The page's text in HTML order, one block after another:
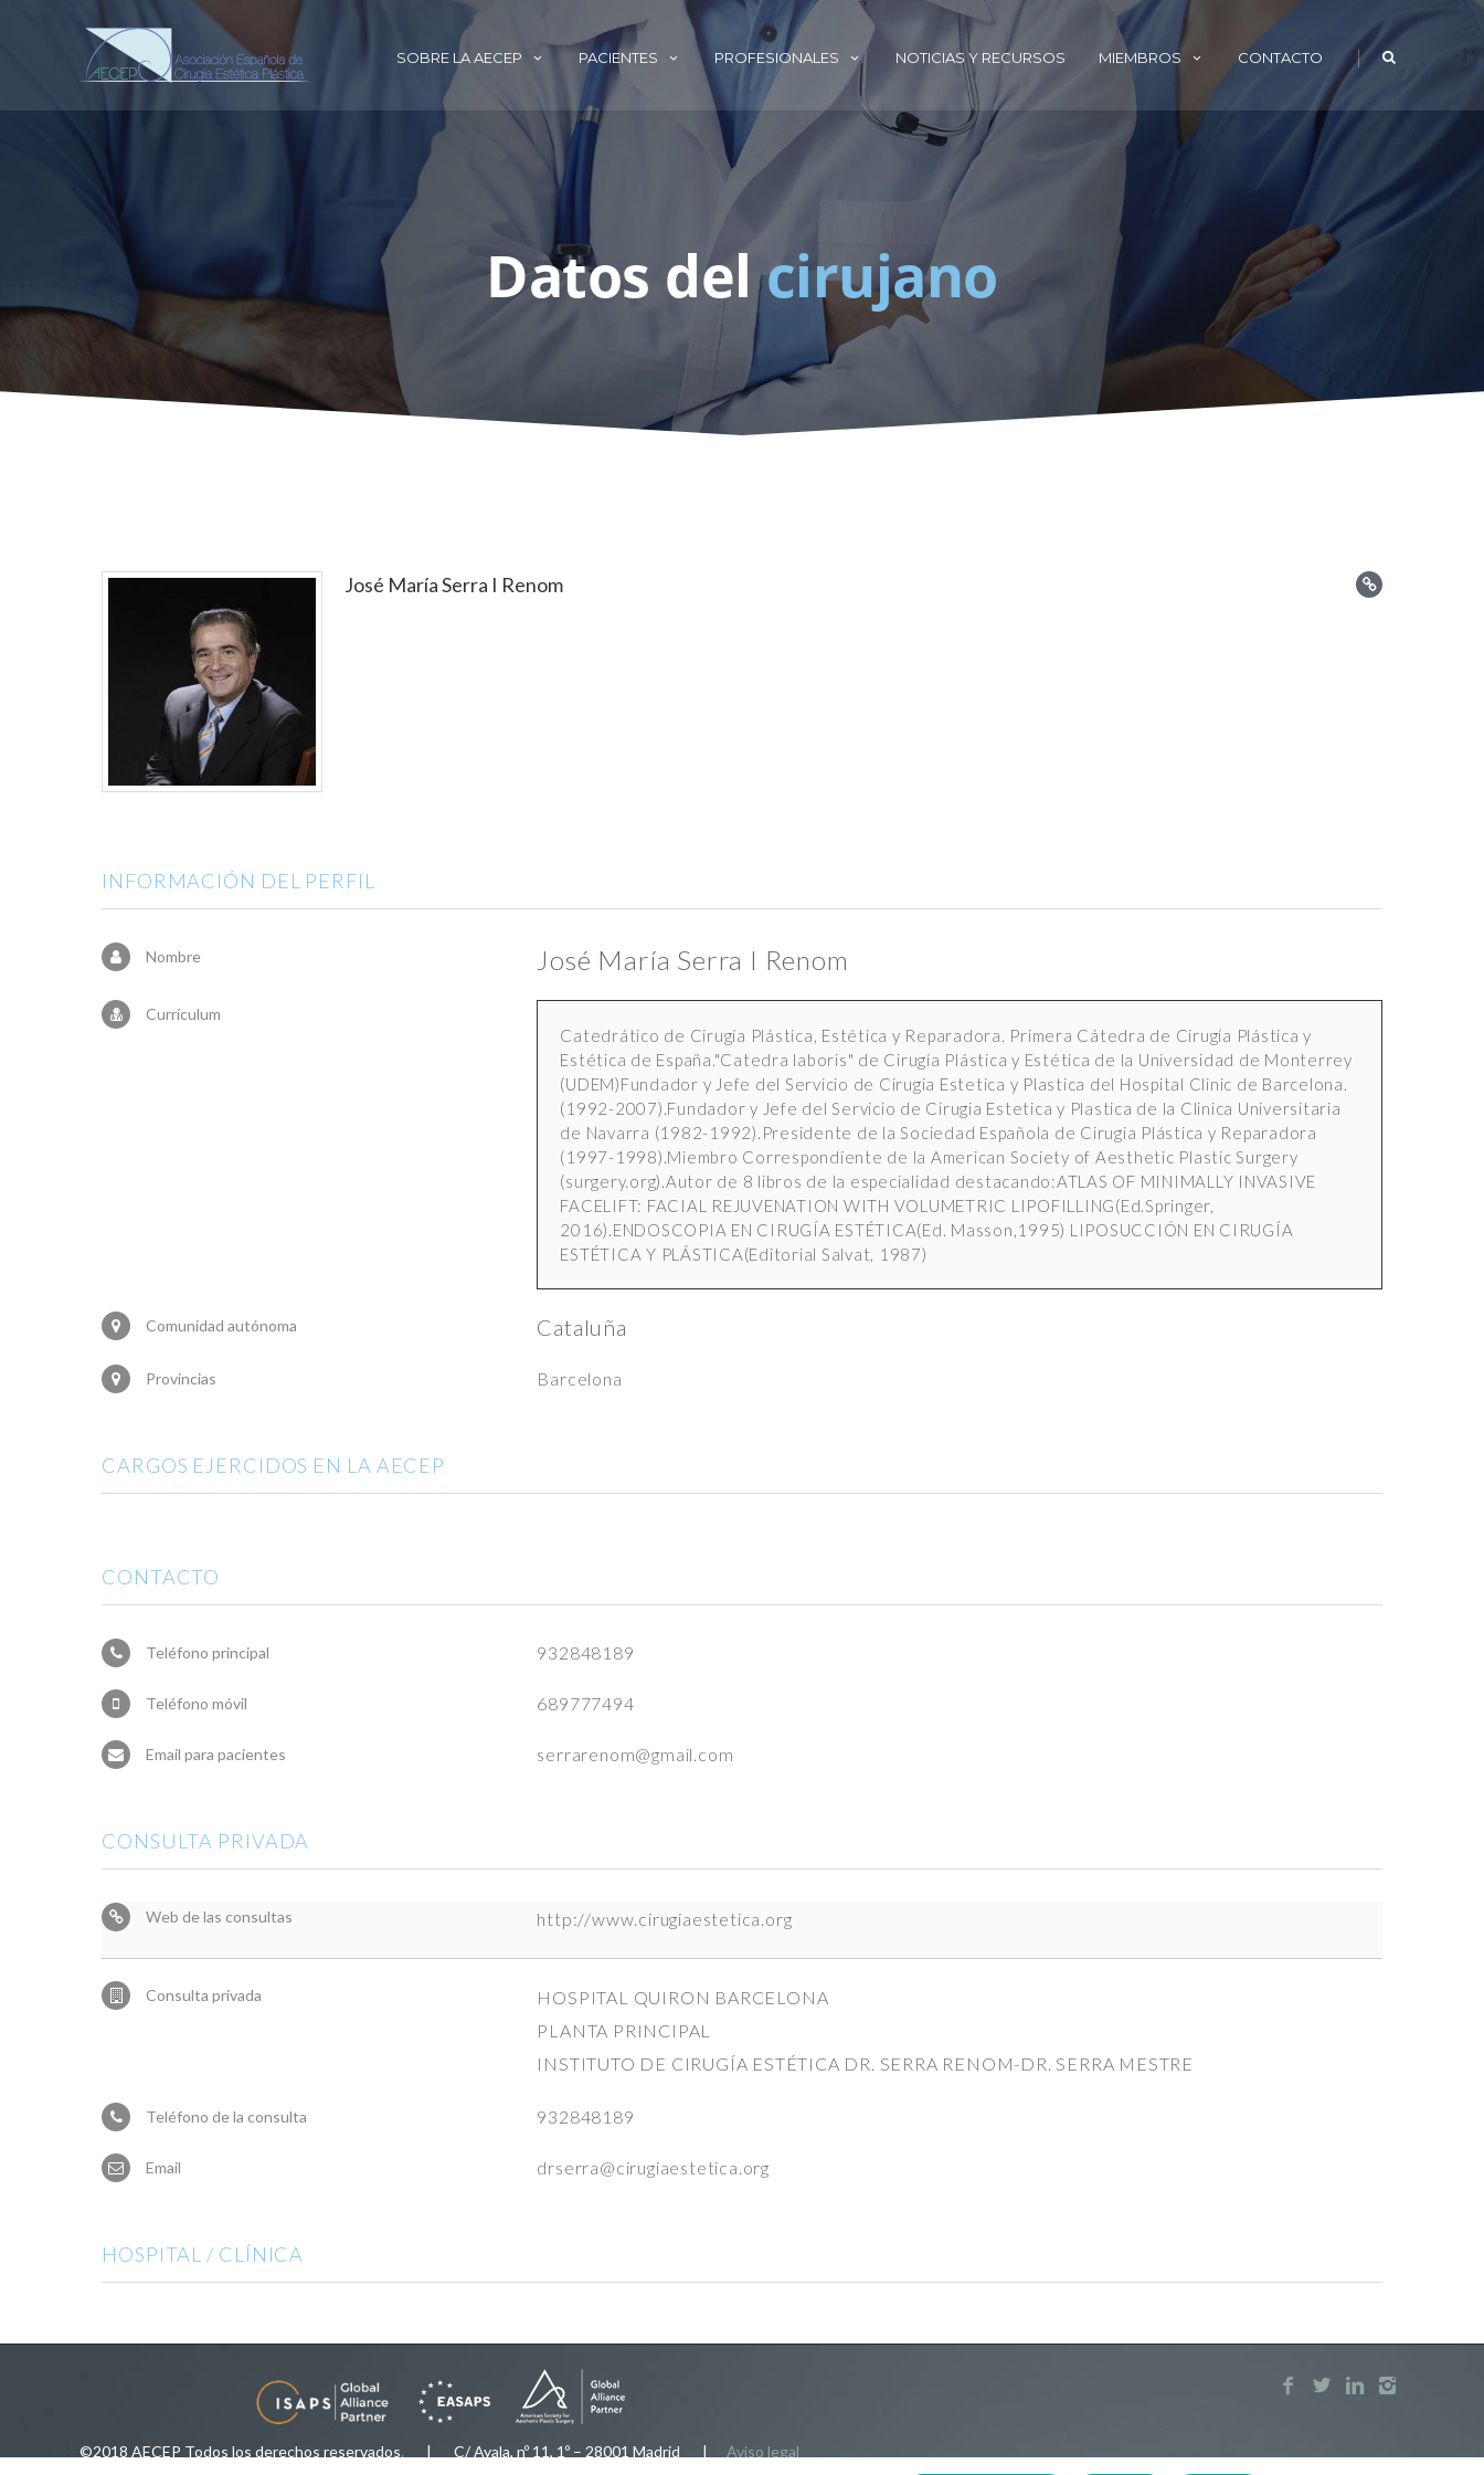
SOBRE LA AECEP PACIENTES PROFESIONALES NOTICIAS Y RECURSOS MIEMBROS CONTACTO |
Datos delcirujano
José María Serra I Renom
INFORMACIÓN DEL PERFIL
Nombre José María Serra I Renom
Currículum
Catedrático de Cirugía Plástica, Estética y Reparadora. Primera Cátedra de Cirugía Plástica y
Estética de España."Catedra laboris" de Cirugía Plástica y Estética de la Universidad de Monterrey
(UDEM)Fundador y Jefe del Servicio de Cirugia Estetica y Plastica del Hospital Clinic de Barcelona.
(1992-2007).Fundador y Jefe del Servicio de Cirugia Estetica y Plastica de la Clinica Universitaria
de Navarra (1982-1992).Presidente de la Sociedad Española de Cirugia Plástica y Reparadora
(1997-1998).Miembro Correspondiente de la American Society of Aesthetic Plastic Surgery
(surgery.org).Autor de 8 libros de la especialidad destacando:ATLAS OF MINIMALLY INVASIVE
FACELIFT: FACIAL REJUVENATION WITH VOLUMETRIC LIPOFILLING(Ed.Springer,
2016).ENDOSCOPIA EN CIRUGÍA ESTÉTICA(Ed. Masson,1995) LIPOSUCCIÓN EN CIRUGÍA
ESTÉTICA Y PLÁSTICA(Editorial Salvat, 1987)
Comunidad autónoma Cataluña
Provincias Barcelona
CARGOS EJERCIDOS EN LA AECEP
CONTACTO
Teléfono principal 932848189
Teléfono móvil 689777494
Email para pacientes serrarenom@gmail.com
CONSULTA PRIVADA
Web de las consultas http://www.cirugiaestetica.org
Consulta privada
HOSPITAL QUIRON BARCELONA
PLANTA PRINCIPAL
INSTITUTO DE CIRUGÍA ESTÉTICA DR. SERRA RENOM-DR. SERRA MESTRE
Teléfono de la consulta 932848189
Email drserra@cirugiaestetica.org
HOSPITAL / CLÍNICA
©2018 AECEP Todos los derechos reservados. | C/ Ayala, nº 11, 1º – 28001 Madrid | Aviso legal